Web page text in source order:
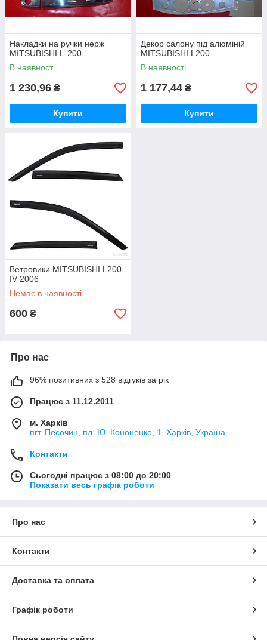
Накладки на ручки нерж
MITSUBISHI L-200
В наявності
1 230,96 ₴
Купити
Декор салону під алюміній
MITSUBISHI L200
В наявності
1 177,44 ₴
Купити
Ветровики MITSUBISHI L200
IV 2006
Немає в наявності
600 ₴
Про нас
96% позитивних з 528 відгуків за рік
Працює з 11.12.2011
м. Харків
пгт. Песочин, пл. Ю. Кононенко, 1, Харків, Україна
Контакти
Сьогодні працює з 08:00 до 20:00
Показати весь графік роботи
Про нас
Контакти
Доставка та оплата
Графік роботи